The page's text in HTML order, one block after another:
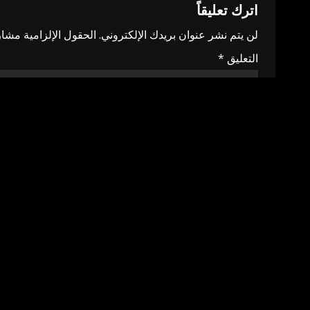
اترك تعليقاً
لن يتم نشر عنوان بريدك الإلكتروني. الحقول الإلزامية
التعليق *